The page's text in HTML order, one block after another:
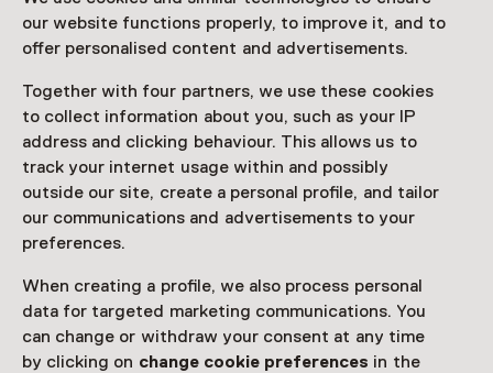
our website functions properly, to improve it, and to
offer personalised content and advertisements.
Together with four partners, we use these cookies
to collect information about you, such as your IP
address and clicking behaviour. This allows us to
track your internet usage within and possibly
outside our site, create a personal profile, and tailor
our communications and advertisements to your
preferences.
When creating a profile, we also process personal
data for targeted marketing communications. You
can change or withdraw your consent at any time
by clicking on change cookie preferences in the
Join Vincent on his terrace
Until 13 September from 10:00 to 17:00